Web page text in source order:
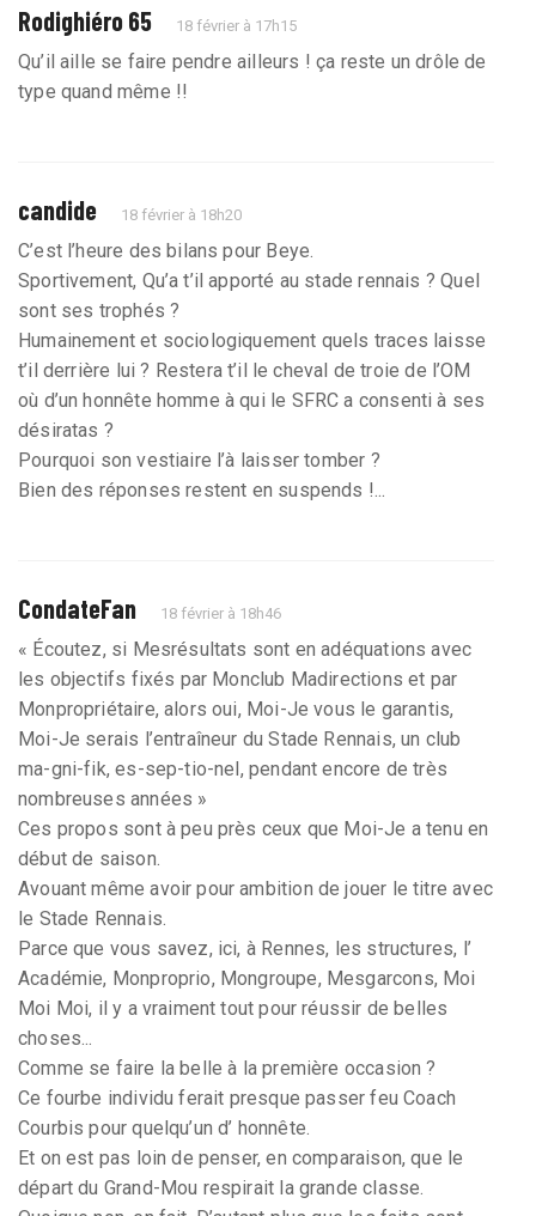
Rodighiéro 65 18 février à 17h15
Qu’il aille se faire pendre ailleurs ! ça reste un drôle de
type quand même !!
candide 18 février à 18h20
C’est l’heure des bilans pour Beye.
Sportivement, Qu’a t’il apporté au stade rennais ? Quel
sont ses trophés ?
Humainement et sociologiquement quels traces laisse
t’il derrière lui ? Restera t’il le cheval de troie de l’OM
où d’un honnête homme à qui le SFRC a consenti à ses
désiratas ?
Pourquoi son vestiaire l’à laisser tomber ?
Bien des réponses restent en suspends !...
CondateFan 18 février à 18h46
« Écoutez, si Mesrésultats sont en adéquations avec
les objectifs fixés par Monclub Madirections et par
Monpropriétaire, alors oui, Moi-Je vous le garantis,
Moi-Je serais l’entraîneur du Stade Rennais, un club
ma-gni-fik, es-sep-tio-nel, pendant encore de très
nombreuses années »
Ces propos sont à peu près ceux que Moi-Je a tenu en
début de saison.
Avouant même avoir pour ambition de jouer le titre avec
le Stade Rennais.
Parce que vous savez, ici, à Rennes, les structures, l’
Académie, Monproprio, Mongroupe, Mesgarcons, Moi
Moi Moi, il y a vraiment tout pour réussir de belles
choses...
Comme se faire la belle à la première occasion ?
Ce fourbe individu ferait presque passer feu Coach
Courbis pour quelqu’un d’ honnête.
Et on est pas loin de penser, en comparaison, que le
départ du Grand-Mou respirait la grande classe.